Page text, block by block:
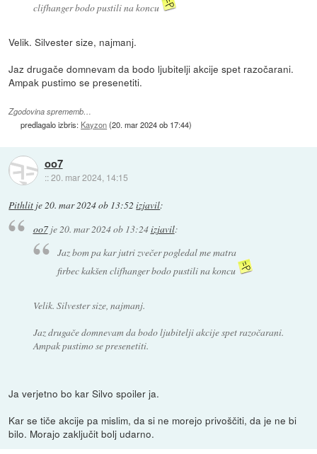
clifhanger bodo pustili na koncu
Velik. Silvester size, najmanj.
Jaz drugače domnevam da bodo ljubitelji akcije spet razočarani.
Ampak pustimo se presenetiti.
Zgodovina sprememb…
predlagalo izbris: Kayzon(20. mar 2024 ob 17:44)
oo7
::20. mar 2024, 14:15
Pithlit je20. mar 2024 ob 13:52 izjavil:
oo7je20. mar 2024 ob 13:24izjavil:
Jaz bom pa kar jutri zvečer pogledal me matra
firbec kakšen clifhanger bodo pustili na koncu
Velik. Silvester size, najmanj.
Jaz drugače domnevam da bodo ljubitelji akcije spet razočarani.
Ampak pustimo se presenetiti.
Ja verjetno bo kar Silvo spoiler ja.
Kar se tiče akcije pa mislim, da si ne morejo privoščiti, da je ne bi
bilo. Morajo zaključit bolj udarno.